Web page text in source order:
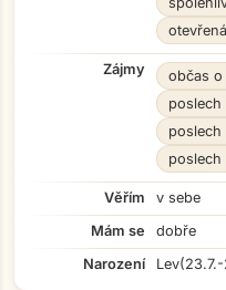
otevřená
Zájmy občas o
poslech
poslech
poslech
Věřím
v sebe
Mám se
dobře
Narození
Lev